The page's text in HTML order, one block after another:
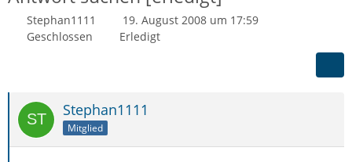
Stephan1111
19. August 2008 um 17:59
Geschlossen
Erledigt
Stephan1111
Mitglied